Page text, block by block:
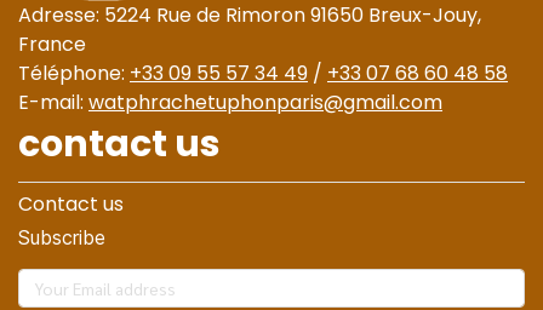
Adresse: 5224 Rue de Rimoron 91650 Breux-Jouy,
France
Téléphone: +33 09 55 57 34 49 / +33 07 68 60 48 58
E-mail: watphrachetuphonparis@gmail.com
contact us
Contact us
Subscribe